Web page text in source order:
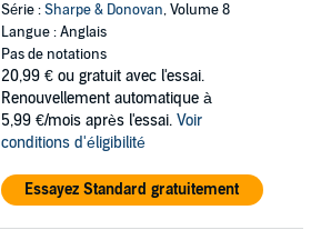
Série :Sharpe & Donovan, Volume 8
Langue : Anglais
Pas de notations
20,99 € ou gratuit avec l'essai.
Renouvellement automatique à
5,99 €/mois après l'essai. Voir
conditions d'éligibilité
Essayez Standard gratuitement